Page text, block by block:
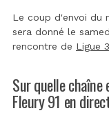
Le coup d'envoi du
sera donné le
rencontre de Ligue 3
Sur quelle
Fleury 91 en